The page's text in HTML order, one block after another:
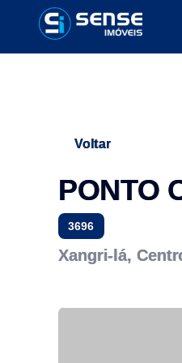
Voltar
PONTO
3696
Xangri-lá,